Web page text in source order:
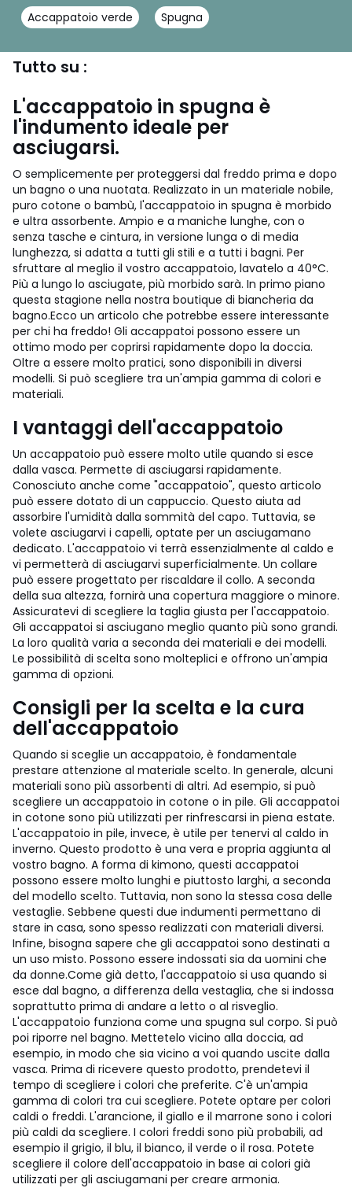
Accappatoio verde Spugna
Tutto su :
L'accappatoio in spugna è
l'indumento ideale per
asciugarsi.
O semplicemente per proteggersi dal freddo prima e dopo
un bagno o una nuotata. Realizzato in un materiale nobile,
puro cotone o bambù, l'accappatoio in spugna è morbido
e ultra assorbente. Ampio e a maniche lunghe, con o
senza tasche e cintura, in versione lunga o di media
lunghezza, si adatta a tutti gli stili e a tutti i bagni. Per
sfruttare al meglio il vostro accappatoio, lavatelo a 40°C.
Più a lungo lo asciugate, più morbido sarà. In primo piano
questa stagione nella nostra boutique di biancheria da
bagno.Ecco un articolo che potrebbe essere interessante
per chi ha freddo! Gli accappatoi possono essere un
ottimo modo per coprirsi rapidamente dopo la doccia.
Oltre a essere molto pratici, sono disponibili in diversi
modelli. Si può scegliere tra un'ampia gamma di colori e
materiali.
I vantaggi dell'accappatoio
Un accappatoio può essere molto utile quando si esce
dalla vasca. Permette di asciugarsi rapidamente.
Conosciuto anche come "accappatoio", questo articolo
può essere dotato di un cappuccio. Questo aiuta ad
assorbire l'umidità dalla sommità del capo. Tuttavia, se
volete asciugarvi i capelli, optate per un asciugamano
dedicato. L'accappatoio vi terrà essenzialmente al caldo e
vi permetterà di asciugarvi superficialmente. Un collare
può essere progettato per riscaldare il collo. A seconda
della sua altezza, fornirà una copertura maggiore o minore.
Assicuratevi di scegliere la taglia giusta per l'accappatoio.
Gli accappatoi si asciugano meglio quanto più sono grandi.
La loro qualità varia a seconda dei materiali e dei modelli.
Le possibilità di scelta sono molteplici e offrono un'ampia
gamma di opzioni.
Consigli per la scelta e la cura
dell'accappatoio
Quando si sceglie un accappatoio, è fondamentale
prestare attenzione al materiale scelto. In generale, alcuni
materiali sono più assorbenti di altri. Ad esempio, si può
scegliere un accappatoio in cotone o in pile. Gli accappatoi
in cotone sono più utilizzati per rinfrescarsi in piena estate.
L'accappatoio in pile, invece, è utile per tenervi al caldo in
inverno. Questo prodotto è una vera e propria aggiunta al
vostro bagno. A forma di kimono, questi accappatoi
possono essere molto lunghi e piuttosto larghi, a seconda
del modello scelto. Tuttavia, non sono la stessa cosa delle
vestaglie. Sebbene questi due indumenti permettano di
stare in casa, sono spesso realizzati con materiali diversi.
Infine, bisogna sapere che gli accappatoi sono destinati a
un uso misto. Possono essere indossati sia da uomini che
da donne.Come già detto, l'accappatoio si usa quando si
esce dal bagno, a differenza della vestaglia, che si indossa
soprattutto prima di andare a letto o al risveglio.
L'accappatoio funziona come una spugna sul corpo. Si può
poi riporre nel bagno. Mettetelo vicino alla doccia, ad
esempio, in modo che sia vicino a voi quando uscite dalla
vasca. Prima di ricevere questo prodotto, prendetevi il
tempo di scegliere i colori che preferite. C'è un'ampia
gamma di colori tra cui scegliere. Potete optare per colori
caldi o freddi. L'arancione, il giallo e il marrone sono i colori
più caldi da scegliere. I colori freddi sono più probabili, ad
esempio il grigio, il blu, il bianco, il verde o il rosa. Potete
scegliere il colore dell'accappatoio in base ai colori già
utilizzati per gli asciugamani per creare armonia.